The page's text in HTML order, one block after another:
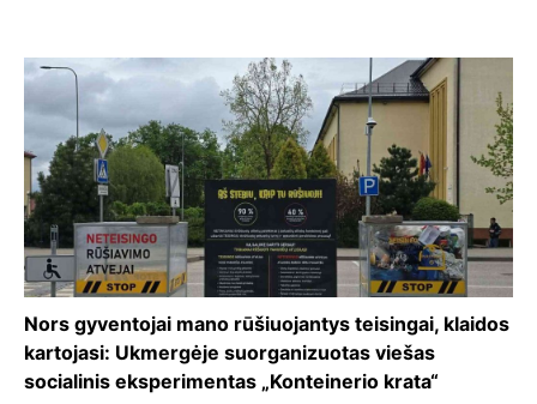
Nors gyventojai mano rūšiuojantys teisingai, klaidos
kartojasi: Ukmergėje suorganizuotas viešas
socialinis eksperimentas „Konteinerio krata“